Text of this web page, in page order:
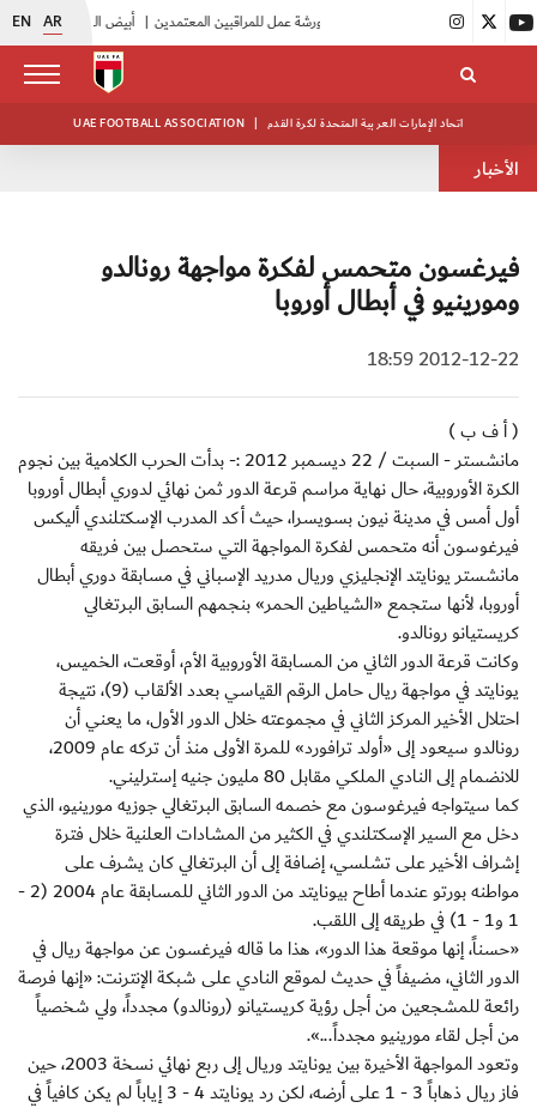
EN AR |
UAE FOOTBALL ASSOCIATION | اتحاد الإمارات العربية المتحدة لكرة القدم
الأخبار
فيرغسون متحمس لفكرة مواجهة رونالدو
ومورينيو في أبطال أوروبا
2012-12-22 18:59
( أ ف ب )
مانشستر - السبت / 22 ديسمبر 2012 :- بدأت الحرب الكلامية بين نجوم
الكرة الأوروبية، حال نهاية مراسم قرعة الدور ثمن نهائي لدوري أبطال أوروبا
أول أمس في مدينة نيون بسويسرا، حيث أكد المدرب الإسكتلندي أليكس
فيرغوسون أنه متحمس لفكرة المواجهة التي ستحصل بين فريقه
مانشستر يونايتد الإنجليزي وريال مدريد الإسباني في مسابقة دوري أبطال
أوروبا، لأنها ستجمع «الشياطين الحمر» بنجمهم السابق البرتغالي
كريستيانو رونالدو.
وكانت قرعة الدور الثاني من المسابقة الأوروبية الأم، أوقعت، الخميس،
يونايتد في مواجهة ريال حامل الرقم القياسي بعدد الألقاب (9)، نتيجة
احتلال الأخير المركز الثاني في مجموعته خلال الدور الأول، ما يعني أن
رونالدو سيعود إلى «أولد ترافورد» للمرة الأولى منذ أن تركه عام 2009،
للانضمام إلى النادي الملكي مقابل 80 مليون جنيه إسترليني.
كما سيتواجه فيرغوسون مع خصمه السابق البرتغالي جوزيه مورينيو، الذي
دخل مع السير الإسكتلندي في الكثير من المشادات العلنية خلال فترة
إشراف الأخير على تشلسي، إضافة إلى أن البرتغالي كان يشرف على
مواطنه بورتو عندما أطاح بيونايتد من الدور الثاني للمسابقة عام 2004 (2 -
1 و1 - 1) في طريقه إلى اللقب.
«حسناً، إنها موقعة هذا الدور»، هذا ما قاله فيرغسون عن مواجهة ريال في
الدور الثاني، مضيفاً في حديث لموقع النادي على شبكة الإنترنت: «إنها فرصة
رائعة للمشجعين من أجل رؤية كريستيانو (رونالدو) مجدداً، ولي شخصياً
من أجل لقاء مورينيو مجدداً...».
وتعود المواجهة الأخيرة بين يونايتد وريال إلى ربع نهائي نسخة 2003، حين
فاز ريال ذهاباً 3 - 1 على أرضه، لكن رد يونايتد 4 - 3 إياباً لم يكن كافياً في